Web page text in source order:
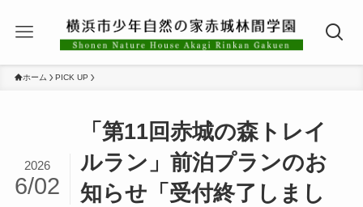
ホーム PICK UP
「第11回赤城の森トレイ
ルラン」前泊プランのお
知らせ「受付終了しまし
2026
6/02